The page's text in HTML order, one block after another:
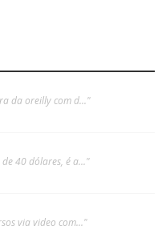
da oreilly com d..."
40 dólares, é a..."
via video com..."